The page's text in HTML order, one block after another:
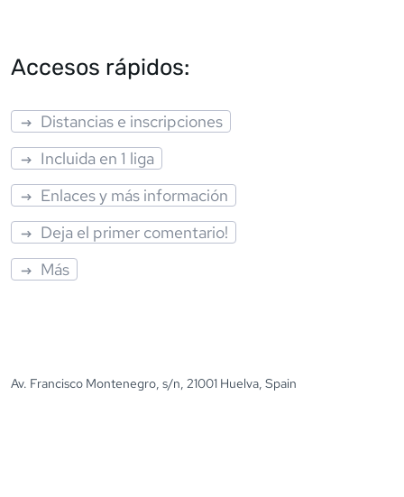
Accesos rápidos:
Distancias e inscripciones
Incluida en 1 liga
Enlaces y más información
Deja el primer comentario!
Más
Av. Francisco Montenegro, s/n, 21001 Huelva, Spain